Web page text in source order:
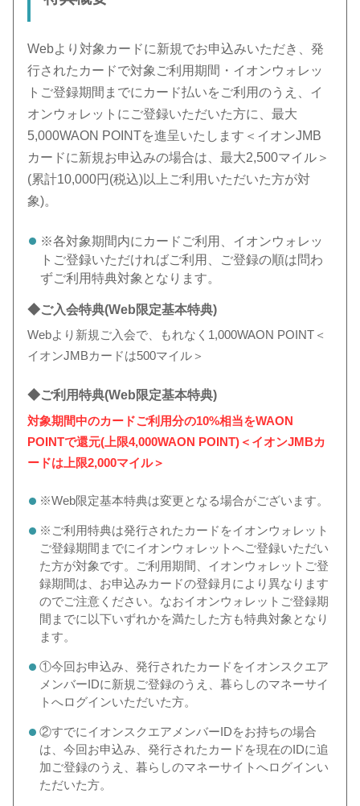
Webより対象カードに新規でお申込みいただき、発
行されたカードで対象ご利用期間・イオンウォレッ
トご登録期間までにカード払いをご利用のうえ、イ
オンウォレットにご登録いただいた方に、最大
5,000WAON POINTを進呈いたします＜イオンJMB
カードに新規お申込みの場合は、最大2,500マイル＞
(累計10,000円(税込)以上ご利用いただいた方が対
象)。
※各対象期間内にカードご利用、イオンウォレッ
トご登録いただければご利用、ご登録の順は問わ
ずご利用特典対象となります。
◆ご入会特典(Web限定基本特典)
Webより新規ご入会で、もれなく1,000WAON POINT＜
イオンJMBカードは500マイル＞
◆ご利用特典(Web限定基本特典)
対象期間中のカードご利用分の10%相当をWAON
POINTで還元(上限4,000WAON POINT)＜イオンJMBカ
ードは上限2,000マイル＞
※Web限定基本特典は変更となる場合がございます。
※ご利用特典は発行されたカードをイオンウォレット
ご登録期間までにイオンウォレットへご登録いただい
た方が対象です。ご利用期間、イオンウォレットご登
録期間は、お申込みカードの登録月により異なります
のでご注意ください。 なおイオンウォレットご登録期
間までに以下いずれかを満たした方も特典対象となり
ます。
①今回お申込み、発行されたカードをイオンスクエア
メンバーIDに新規ご登録のうえ、暮らしのマネーサイ
トへログインいただいた方。
②すでにイオンスクエアメンバーIDをお持ちの場合
は、今回お申込み、発行されたカードを現在のIDに追
加ご登録のうえ、暮らしのマネーサイトへログインい
ただいた方。